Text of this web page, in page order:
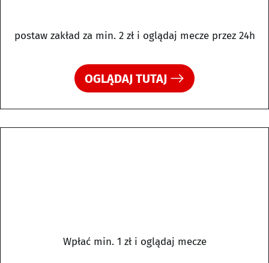
postaw zakład za min. 2 zł i oglądaj mecze przez 24h
OGLĄDAJ TUTAJ
Wpłać min. 1 zł i oglądaj mecze